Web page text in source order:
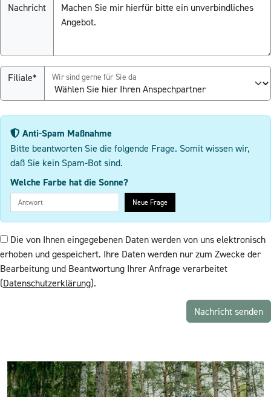
Nachricht
Filiale* Wir sind gerne für Sie da
Anti-Spam Maßnahme
Bitte beantworten Sie die folgende Frage. Somit wissen wir,
daß Sie kein Spam-Bot sind.
Welche Farbe hat die Sonne?
Neue Frage
Die von Ihnen eingegebenen Daten werden von uns elektronisch
erhoben und gespeichert. Ihre Daten werden nur zum Zwecke der
Bearbeitung und Beantwortung Ihrer Anfrage verarbeitet
(Datenschutzerklärung).
Nachricht senden